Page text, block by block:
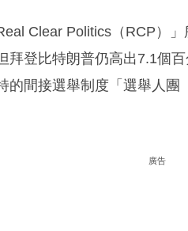
Clear Politics（RCP）
拜登比特朗普仍高出7.1個
的間接選舉制度「選舉人
廣告